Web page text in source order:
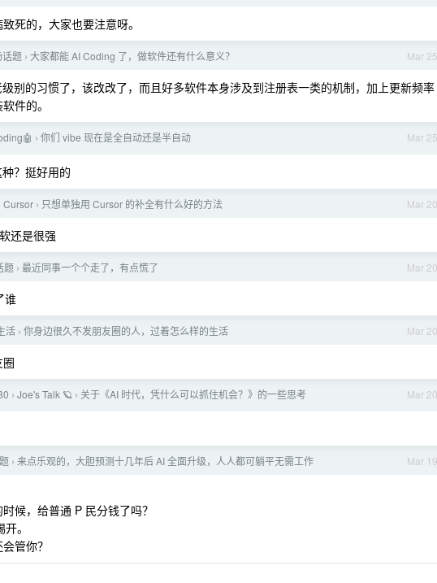
死的，大家也要注意呀。
Mar 25
话题 › 大家都能 AI Coding 了，做软件还有什么意义？
别的习惯了，该改改了，而且好多软件本身涉及到注册表一类的机制，加上更新频率
件的。
Mar 25
› 你们 vibe 现在是全自动还是半自动
？挺好用的
Mar 20
Cursor › 只想单独用 Cursor 的补全有什么好的方法
还是很强
Mar 20
题 › 最近同事一个个走了，有点慌了
谁
Mar 20
活 › 你身边很久不发朋友圈的人，过着怎么样的生活
Mar 20
› Joe's Talk 🪐 › 关于《AI 时代，凭什么可以抓住机会？》的一些思考
Mar 19
› 来点乐观的，大胆预测十几年后 AI 全面升级，人人都可躺平无需工作
候，给普通 P 民分钱了吗？
。
管你？